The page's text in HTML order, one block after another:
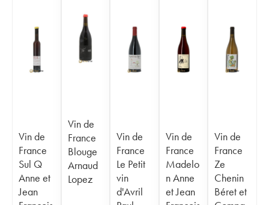
Vin de
France
Sul Q
Anne et
Jean
Vin de
France
Blouge
Arnaud
Lopez
Vin de
France
Le Petit
vin
d'Avril
Vin de
France
Madelo
n Anne
et Jean
Vin de
France
Ze
Chenin
Béret et